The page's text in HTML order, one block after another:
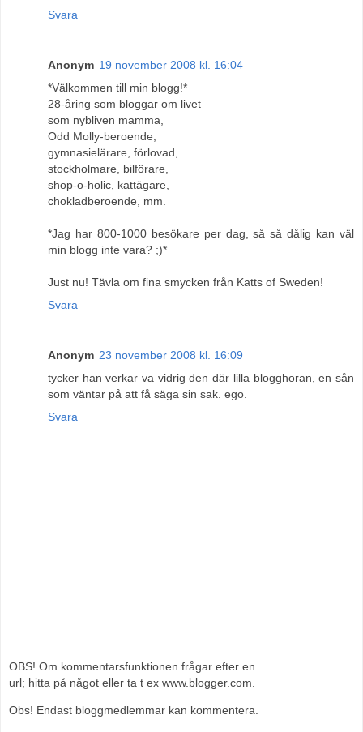
Svara
Anonym 19 november 2008 kl. 16:04
*Välkommen till min blogg!*
28-åring som bloggar om livet
som nybliven mamma,
Odd Molly-beroende,
gymnasielärare, förlovad,
stockholmare, bilförare,
shop-o-holic, kattägare,
chokladberoende, mm.
*Jag har 800-1000 besökare per dag, så så dålig kan väl
min blogg inte vara? ;)*
Just nu! Tävla om fina smycken från Katts of Sweden!
Svara
Anonym 23 november 2008 kl. 16:09
tycker han verkar va vidrig den där lilla blogghoran, en sån
som väntar på att få säga sin sak. ego.
Svara
OBS! Om kommentarsfunktionen frågar efter en
url; hitta på något eller ta t ex www.blogger.com.
Obs! Endast bloggmedlemmar kan kommentera.